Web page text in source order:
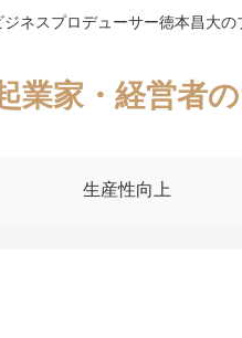
ジネスプロデューサー徳本昌大
業家・経営者
生産性向上